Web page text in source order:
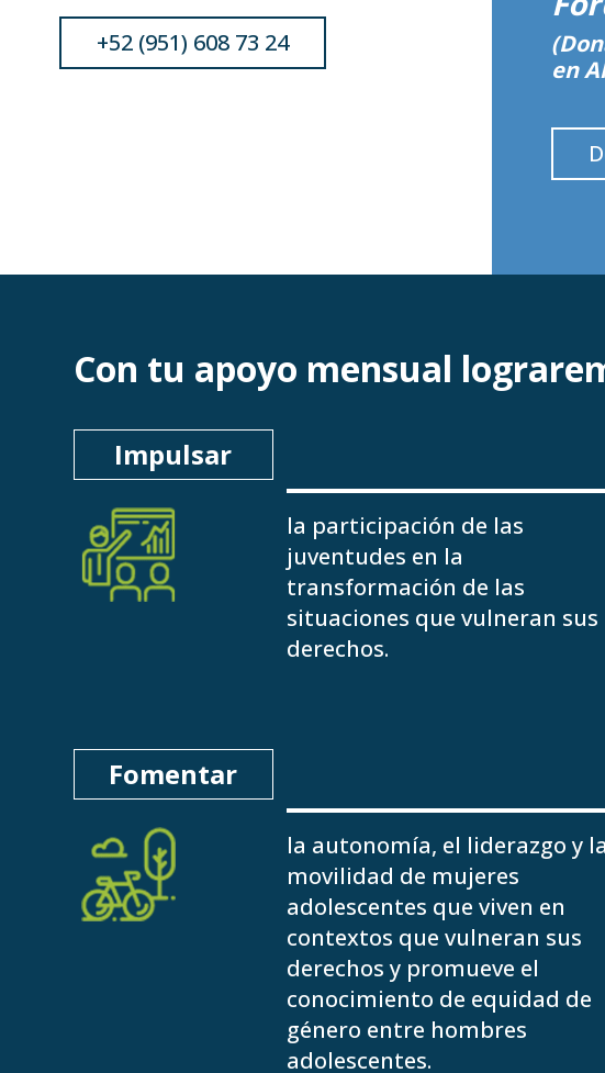
+52 (951) 608 73 24
en
Con tu apoyo mensual
Impulsar
la participación de las
juventudes en la
transformación de las
situaciones que vulneran sus
derechos.
Fomentar
la autonomía, el liderazgo y la
movilidad de mujeres
adolescentes que viven en
contextos que vulneran sus
derechos y promueve el
conocimiento de equidad de
género entre hombres
adolescentes.